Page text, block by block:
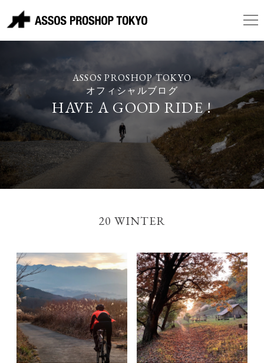
ASSOS PROSHOP TOKYO
オフィシャルブログ
HAVE A GOOD RIDE !
20 WINTER